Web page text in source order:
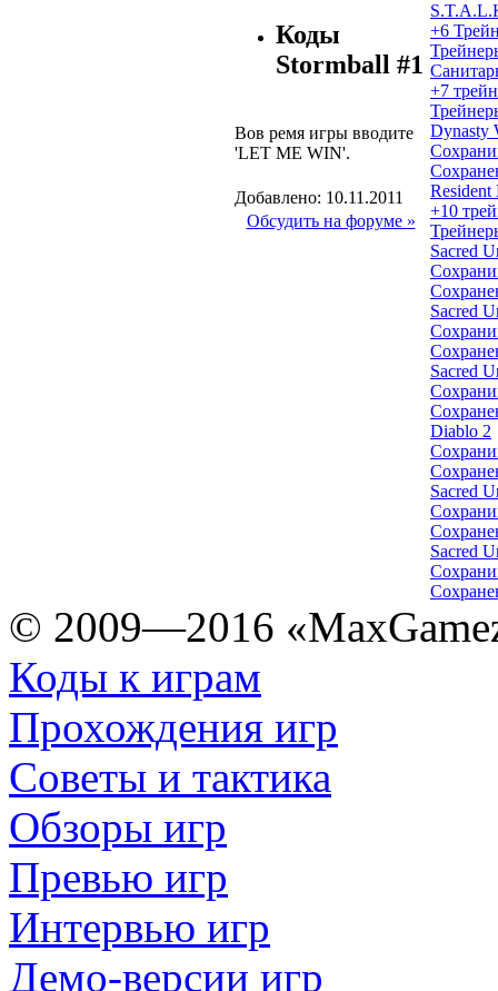
Коды
Stormball #1
Вов ремя игры вводите
'LET ME WIN'.
Добавлено: 10.11.2011
Обсудить на форуме »
+6
+7
Dynasty
Resident
+10
Sacred
Sacred
Sacred
Diablo 2
Sacred
Sacred
© 2009—2016
Коды к играм
Прохождения игр
Советы и тактика
Обзоры игр
Превью игр
Интервью игр
Демо-версии игр